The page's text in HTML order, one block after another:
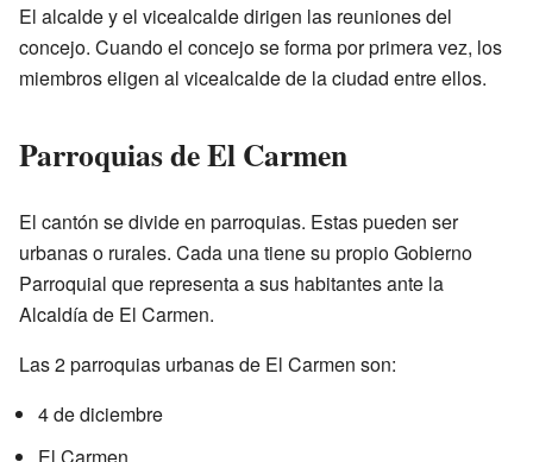
El alcalde y el vicealcalde dirigen las reuniones del
concejo. Cuando el concejo se forma por primera vez, los
miembros eligen al vicealcalde de la ciudad entre ellos.
Parroquias de El Carmen
El cantón se divide en parroquias. Estas pueden ser
urbanas o rurales. Cada una tiene su propio Gobierno
Parroquial que representa a sus habitantes ante la
Alcaldía de El Carmen.
Las 2 parroquias urbanas de El Carmen son:
4 de diciembre
El Carmen